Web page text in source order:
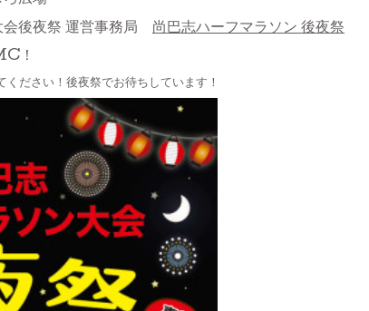
会後夜祭 運営事務局 尚巴志ハーフマラソン 後夜祭
！
ださい！後夜祭でお待ちしています！